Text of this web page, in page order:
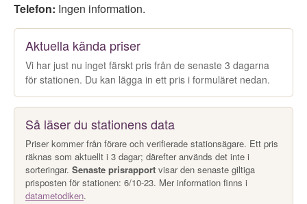
Telefon: Ingen information.
Aktuella kända priser
Vi har just nu inget färskt pris från de senaste 3 dagarna
för stationen. Du kan lägga in ett pris i formuläret nedan.
Så läser du stationens data
Priser kommer från förare och verifierade stationsägare. Ett pris
räknas som aktuellt i 3 dagar; därefter används det inte i
sorteringar. Senaste prisrapport visar den senaste giltiga
prisposten för stationen: 6/10-23. Mer information finns i
datametodiken.